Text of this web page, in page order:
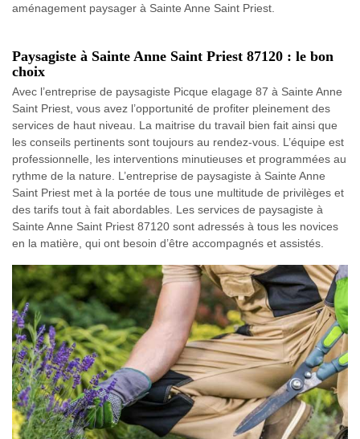
aménagement paysager à Sainte Anne Saint Priest.
Paysagiste à Sainte Anne Saint Priest 87120 : le bon
choix
Avec l’entreprise de paysagiste Picque elagage 87 à Sainte Anne
Saint Priest, vous avez l’opportunité de profiter pleinement des
services de haut niveau. La maitrise du travail bien fait ainsi que
les conseils pertinents sont toujours au rendez-vous. L’équipe est
professionnelle, les interventions minutieuses et programmées au
rythme de la nature. L’entreprise de paysagiste à Sainte Anne
Saint Priest met à la portée de tous une multitude de privilèges et
des tarifs tout à fait abordables. Les services de paysagiste à
Sainte Anne Saint Priest 87120 sont adressés à tous les novices
en la matière, qui ont besoin d’être accompagnés et assistés.